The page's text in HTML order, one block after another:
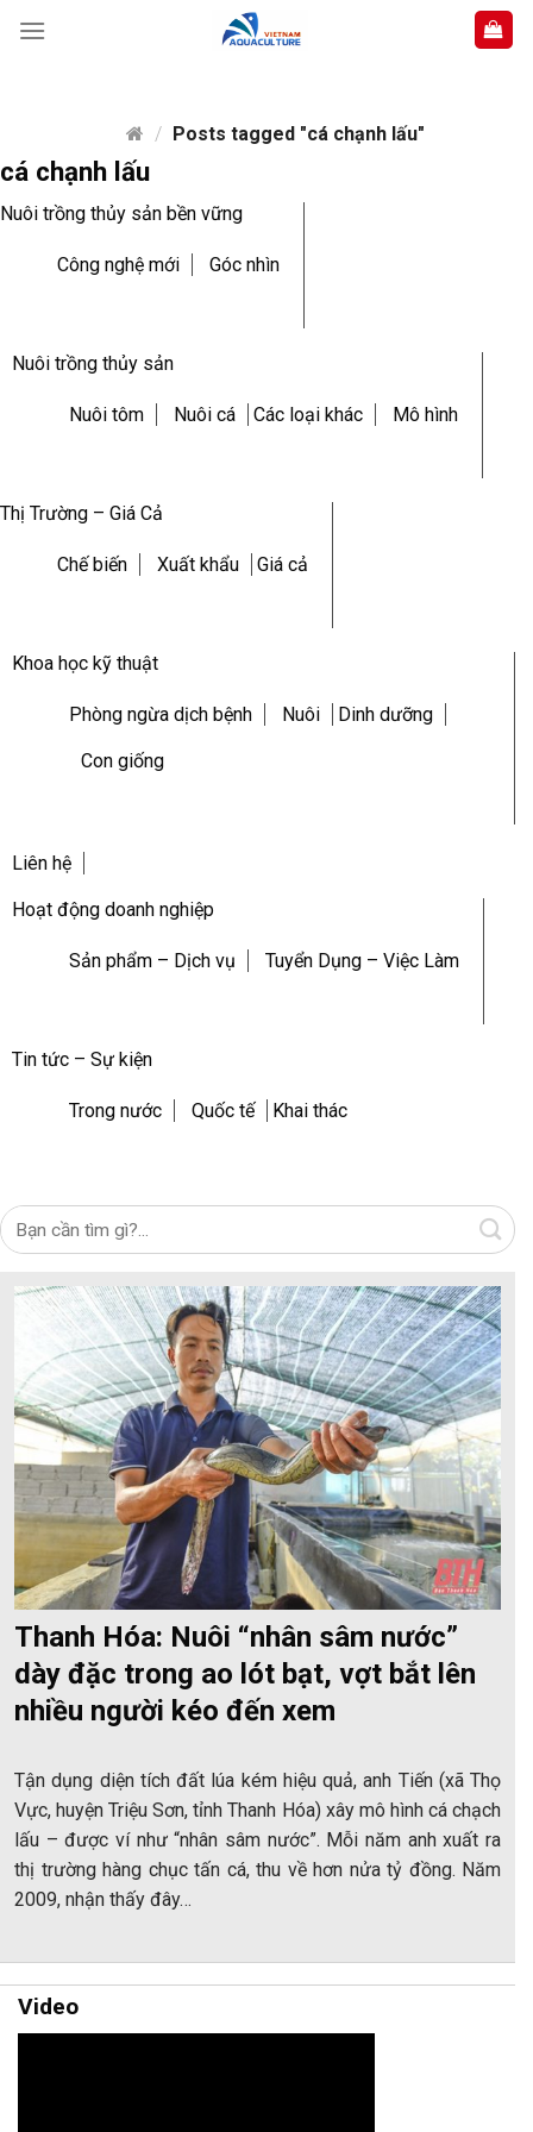
/ Posts tagged "cá chạnh lấu"
cá chạnh lấu
Nuôi trồng thủy sản bền vững
Công nghệ mới Góc nhìn
Nuôi trồng thủy sản
Nuôi tôm Nuôi cá Các loại khác Mô hình
Thị Trường – Giá Cả
Chế biến Xuất khẩu Giá cả
Khoa học kỹ thuật
Phòng ngừa dịch bệnh Nuôi Dinh dưỡng
Con giống
Liên hệ
Hoạt động doanh nghiệp
Sản phẩm – Dịch vụ Tuyển Dụng – Việc Làm
Tin tức – Sự kiện
Trong nước Quốc tế Khai thác
Thanh Hóa: Nuôi “nhân sâm nước”
dày đặc trong ao lót bạt, vợt bắt lên
nhiều người kéo đến xem
Tận dụng diện tích đất lúa kém hiệu quả, anh Tiến (xã Thọ
Vực, huyện Triệu Sơn, tỉnh Thanh Hóa) xây mô hình cá chạch
lấu – được ví như “nhân sâm nước”. Mỗi năm anh xuất ra
thị trường hàng chục tấn cá, thu về hơn nửa tỷ đồng. Năm
2009, nhận thấy đây…
Video